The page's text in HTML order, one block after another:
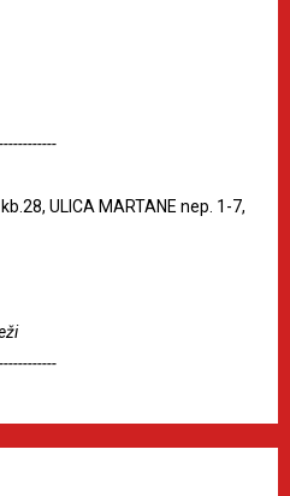
ULICA MARTANE nep. 1-7,